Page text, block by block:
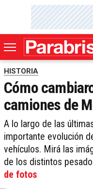
HISTORIA
Cómo
camiones de
A lo largo de las
importante evolución
vehículos. Mirá las
de los distintos
de fotos